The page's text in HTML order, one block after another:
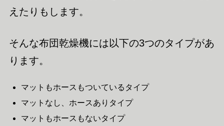
えたりもします。
そんな布団乾燥機には以下の3つのタイプがあ
ります。
マットもホースもついているタイプ
マットなし、ホースありタイプ
マットもホースもないタイプ